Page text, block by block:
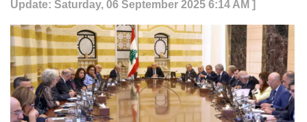
Update: Saturday, 06 September 2025 6:14 AM ]